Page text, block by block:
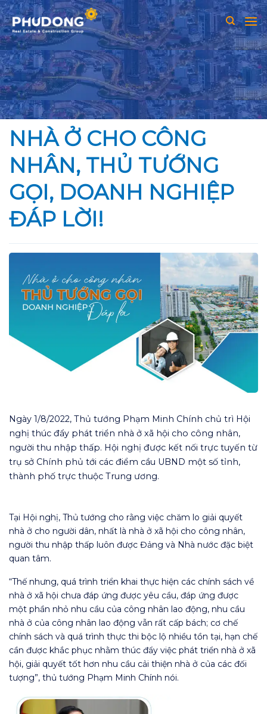
Skip
to
content
NHÀ Ở CHO CÔNG
NHÂN, THỦ TƯỚNG
GỌI, DOANH NGHIỆP
ĐÁP LỜI!
Ngày 1/8/2022, Thủ tướng Phạm Minh Chính chủ trì Hội
nghị thúc đẩy phát triển nhà ở xã hội cho công nhân,
người thu nhập thấp. Hội nghị được kết nối trực tuyến từ
trụ sở Chính phủ tới các điểm cầu UBND một số tỉnh,
thành phố trực thuộc Trung ương.
Tại Hội nghị, Thủ tướng cho rằng việc chăm lo giải quyết
nhà ở cho người dân, nhất là nhà ở xã hội cho công nhân,
người thu nhập thấp luôn được Đảng và Nhà nước đặc biệt
quan tâm.
“Thế nhưng, quá trình triển khai thực hiện các chính sách về
nhà ở xã hội chưa đáp ứng được yêu cầu, đáp ứng được
một phần nhỏ nhu cầu của công nhân lao động, nhu cầu
nhà ở của công nhân lao động vẫn rất cấp bách; cơ chế
chính sách và quá trình thực thi bộc lộ nhiều tồn tại, hạn chế
cần được khắc phục nhằm thúc đẩy việc phát triển nhà ở xã
hội, giải quyết tốt hơn nhu cầu cải thiện nhà ở của các đối
tượng”, thủ tướng Phạm Minh Chính nói.